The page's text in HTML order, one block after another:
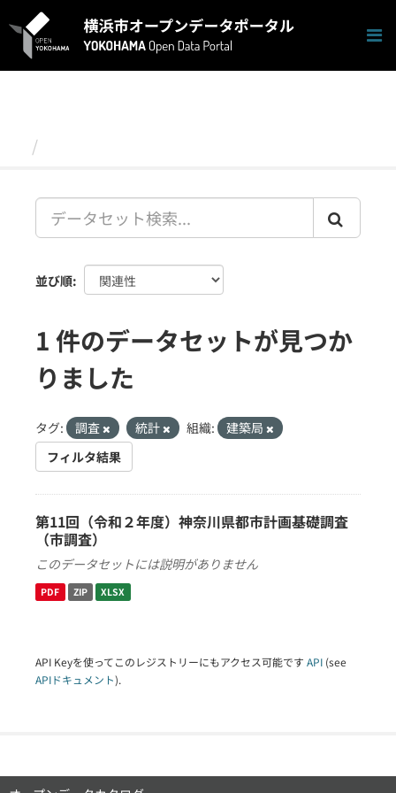
キ
並び順
1 件のデータセットが見つか
りました
タグ: 調査 統計 組織:
建築局
フィルタ結果
第11回（令和２年度）神奈川県都市計画基礎調査
（市調査）
このデータセットには説明がありません
PDF ZIP XLSX
API Keyを使ってこのレジストリーにもアクセス可能です API (see
APIドキュメント).